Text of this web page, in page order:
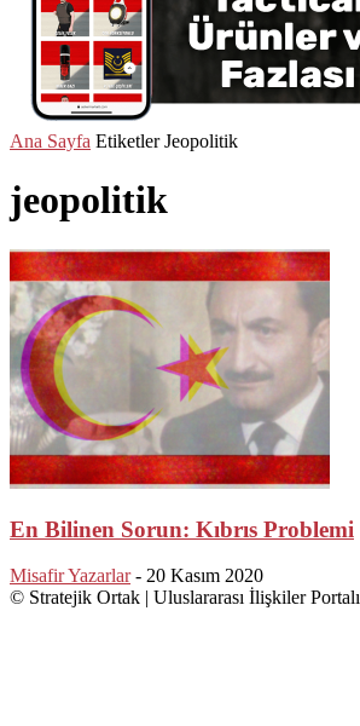
Ana Sayfa Etiketler Jeopolitik
jeopolitik
En Bilinen Sorun: Kıbrıs Problemi
Misafir Yazarlar - 20 Kasım 2020
© Stratejik Ortak | Uluslararası İlişkiler Portalı